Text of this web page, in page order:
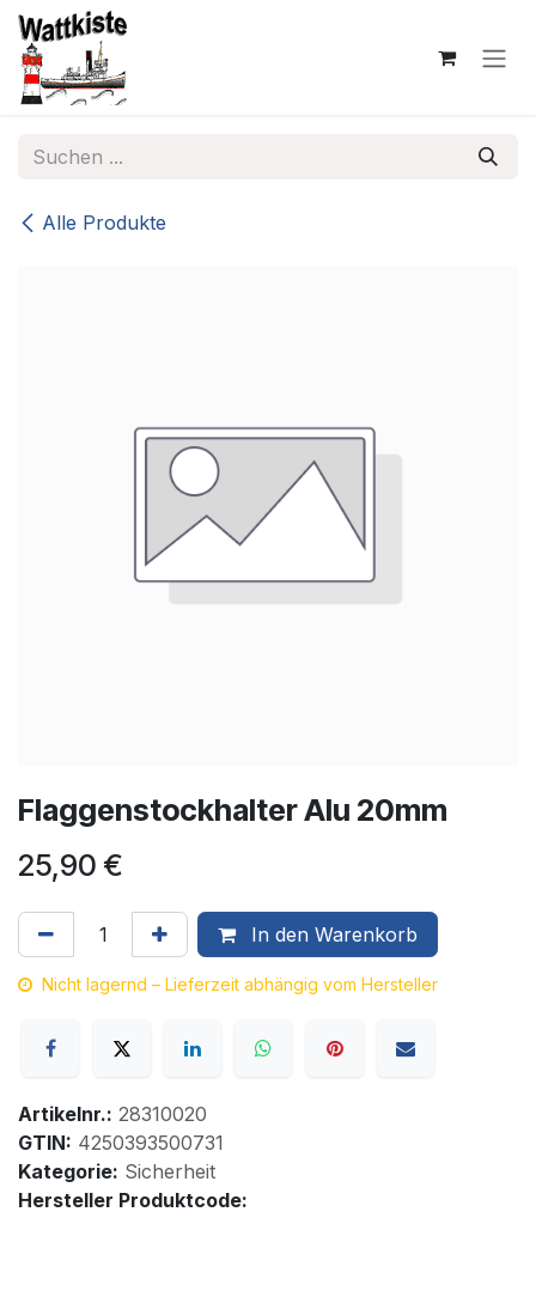
Zum Inhalt springen
Alle Produkte
Flaggenstockhalter Alu 20mm
25,90 €
In den Warenkorb
Nicht lagernd – Lieferzeit abhängig vom Hersteller
Artikelnr.: 28310020
GTIN: 4250393500731
Kategorie: Sicherheit
Hersteller Produktcode: